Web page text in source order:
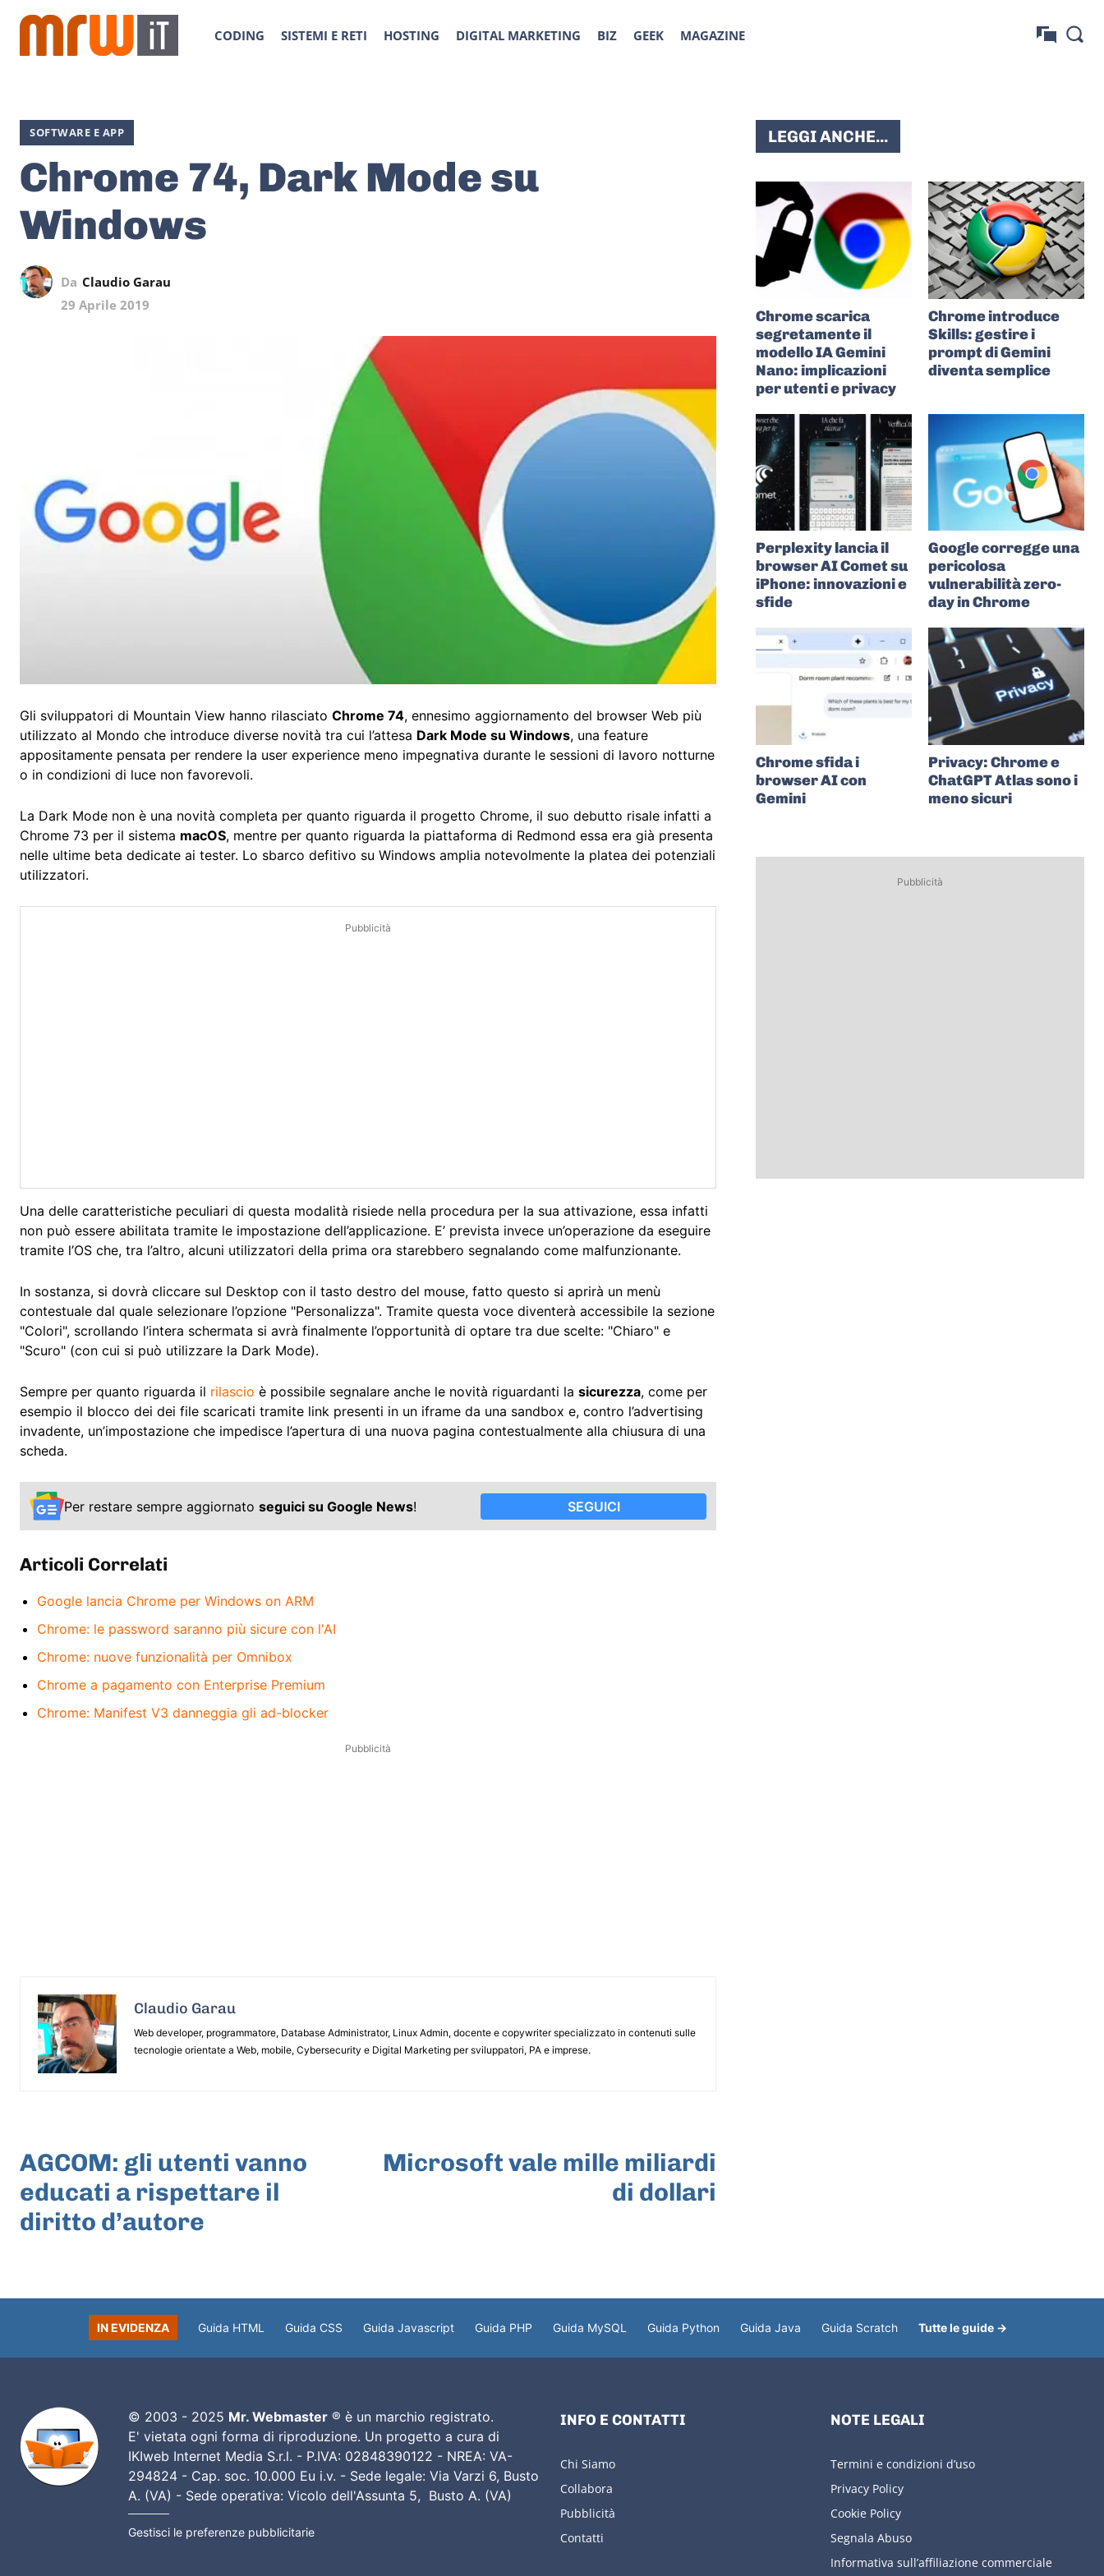
CODING SISTEMI E RETI HOSTING DIGITAL MARKETING BIZ GEEK MAGAZINE
SOFTWARE E APP
Chrome 74, Dark Mode su
Windows
Da Claudio Garau
29 Aprile 2019
Gli sviluppatori di Mountain View hanno rilasciato Chrome 74, ennesimo aggiornamento del browser Web più
utilizzato al Mondo che introduce diverse novità tra cui l’attesa Dark Mode su Windows, una feature
appositamente pensata per rendere la user experience meno impegnativa durante le sessioni di lavoro notturne
o in condizioni di luce non favorevoli.
La Dark Mode non è una novità completa per quanto riguarda il progetto Chrome, il suo debutto risale infatti a
Chrome 73 per il sistema macOS, mentre per quanto riguarda la piattaforma di Redmond essa era già presenta
nelle ultime beta dedicate ai tester. Lo sbarco defitivo su Windows amplia notevolmente la platea dei potenziali
utilizzatori.
Pubblicità
Una delle caratteristiche peculiari di questa modalità risiede nella procedura per la sua attivazione, essa infatti
non può essere abilitata tramite le impostazione dell’applicazione. E’ prevista invece un’operazione da eseguire
tramite l’OS che, tra l’altro, alcuni utilizzatori della prima ora starebbero segnalando come malfunzionante.
In sostanza, si dovrà cliccare sul Desktop con il tasto destro del mouse, fatto questo si aprirà un menù
contestuale dal quale selezionare l’opzione "Personalizza". Tramite questa voce diventerà accessibile la sezione
"Colori", scrollando l’intera schermata si avrà finalmente l’opportunità di optare tra due scelte: "Chiaro" e
"Scuro" (con cui si può utilizzare la Dark Mode).
Sempre per quanto riguarda il rilascio è possibile segnalare anche le novità riguardanti la sicurezza, come per
esempio il blocco dei dei file scaricati tramite link presenti in un iframe da una sandbox e, contro l’advertising
invadente, un’impostazione che impedisce l’apertura di una nuova pagina contestualmente alla chiusura di una
scheda.
Per restare sempre aggiornato seguici su Google News! SEGUICI
Articoli Correlati
Google lancia Chrome per Windows on ARM
Chrome: le password saranno più sicure con l'AI
Chrome: nuove funzionalità per Omnibox
Chrome a pagamento con Enterprise Premium
Chrome: Manifest V3 danneggia gli ad-blocker
Pubblicità
Claudio Garau
Web developer, programmatore, Database Administrator, Linux Admin, docente e copywriter specializzato in contenuti sulle
tecnologie orientate a Web, mobile, Cybersecurity e Digital Marketing per sviluppatori, PA e imprese.
AGCOM: gli utenti vanno
educati a rispettare il
diritto d’autore
Microsoft vale mille miliardi
di dollari
LEGGI ANCHE...
Chrome scarica
segretamente il
modello IA Gemini
Nano: implicazioni
per utenti e privacy
Chrome introduce
Skills: gestire i
prompt di Gemini
diventa semplice
Perplexity lancia il
browser AI Comet su
iPhone: innovazioni e
sfide
Google corregge una
pericolosa
vulnerabilità zero-
day in Chrome
Chrome sfida i
browser AI con
Gemini
Privacy: Chrome e
ChatGPT Atlas sono i
meno sicuri
Pubblicità
IN EVIDENZA Guida HTML Guida CSS Guida Javascript Guida PHP Guida MySQL Guida Python Guida Java Guida Scratch Tutte le guide →
© 2003 - 2025 Mr. Webmaster® è un marchio registrato.
E' vietata ogni forma di riproduzione. Un progetto a cura di
IKIweb Internet Media S.r.l. - P.IVA: 02848390122 - NREA: VA-
294824 - Cap. soc. 10.000 Eu i.v. - Sede legale: Via Varzi 6, Busto
A. (VA) - Sede operativa: Vicolo dell'Assunta 5, Busto A. (VA)
Gestisci le preferenze pubblicitarie
INFO E CONTATTI
Chi Siamo
Collabora
Pubblicità
Contatti
NOTE LEGALI
Termini e condizioni d’uso
Privacy Policy
Cookie Policy
Segnala Abuso
Informativa sull’affiliazione commerciale